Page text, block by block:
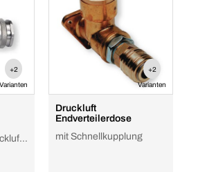
+2
Varianten
+2
Varianten
Druckluft
Endverteilerdose
mit Schnellkupplung